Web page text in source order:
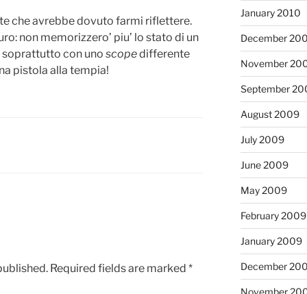
che avrebbe dovuto farmi riflettere.
non memorizzero’ piu’ lo stato di un
soprattutto con uno scopedifferente
pistola alla tempia!
Required fields are marked *
January 2010
December
November
September
August 2009
July 2009
June 2009
May 2009
February 2009
January 2009
December
November